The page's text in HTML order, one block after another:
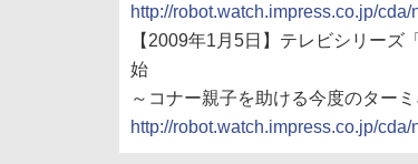
http://robot.watch.impress.co.jp/
【2009年1月5日】テレビシリー
始
～コナー親子を助ける今度のター
http://robot.watch.impress.co.jp/